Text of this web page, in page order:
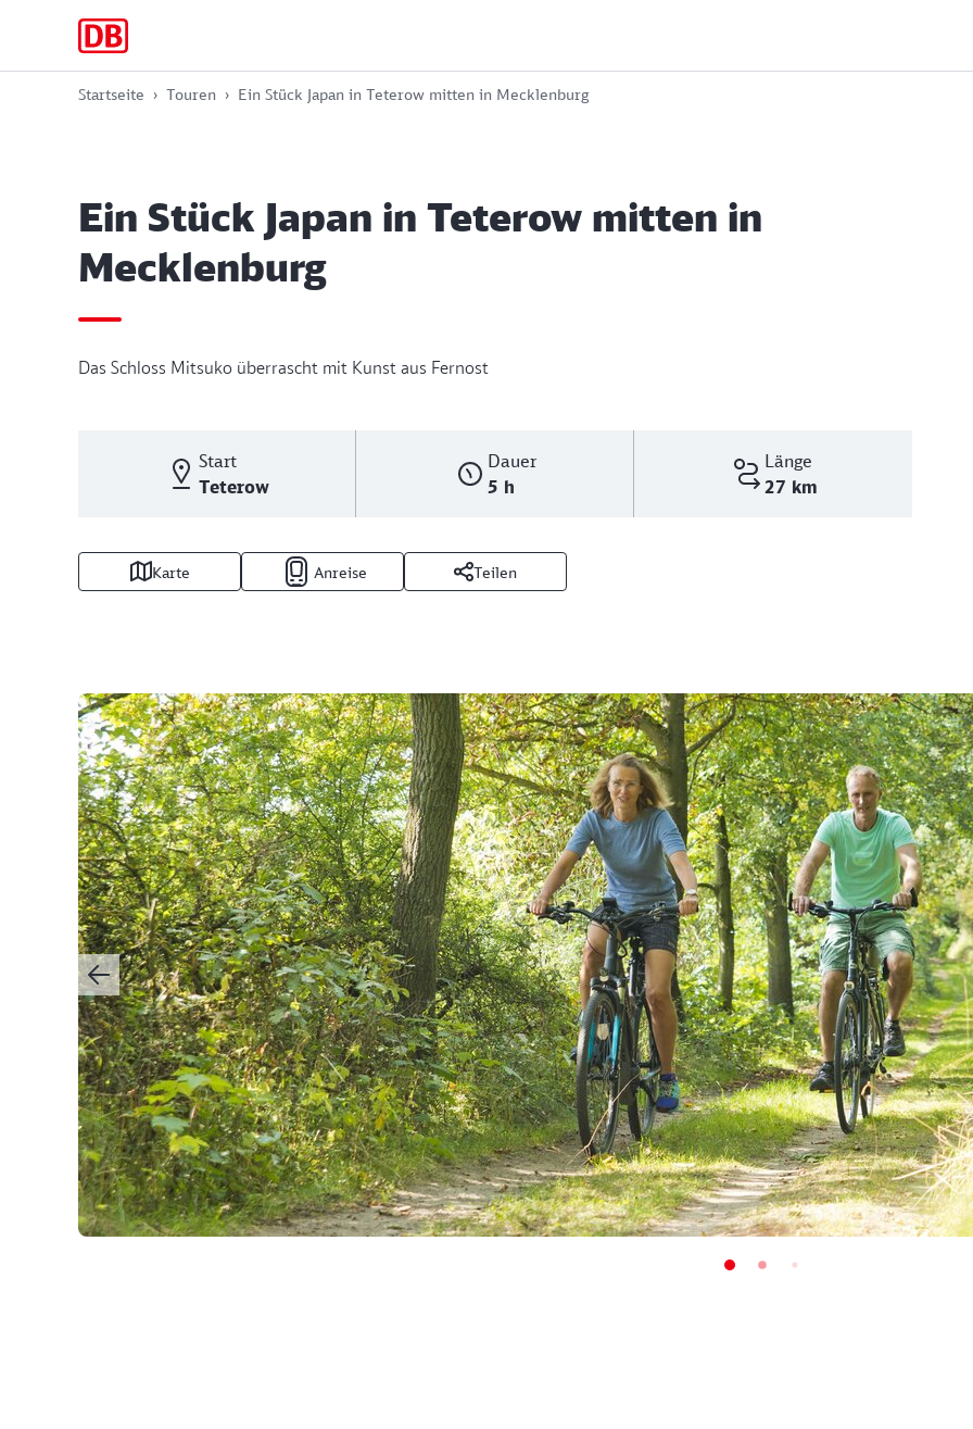
Startseite Touren Ein Stück Japan in Teterow mitten in Mecklenburg
Ein Stück Japan in Teterow mitten in
Mecklenburg
Das Schloss Mitsuko überrascht mit Kunst aus Fernost
Start
Teterow
Dauer
5 h
Länge
27 km
Karte Anreise Teilen